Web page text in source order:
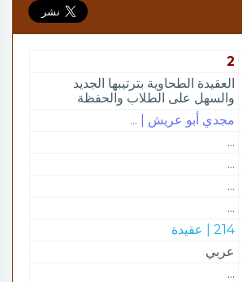
2
العقيدة الطحاوية بترتيبها الجديد
والسهل على الطلاب والحفظة
مجدي أبو عريش | ...
...
...
...
...
214 | عقيدة
عربي
...